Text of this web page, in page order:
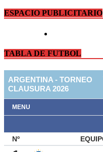
ESPACIO PUBLICITARIO
TABLA DE FUTBOL